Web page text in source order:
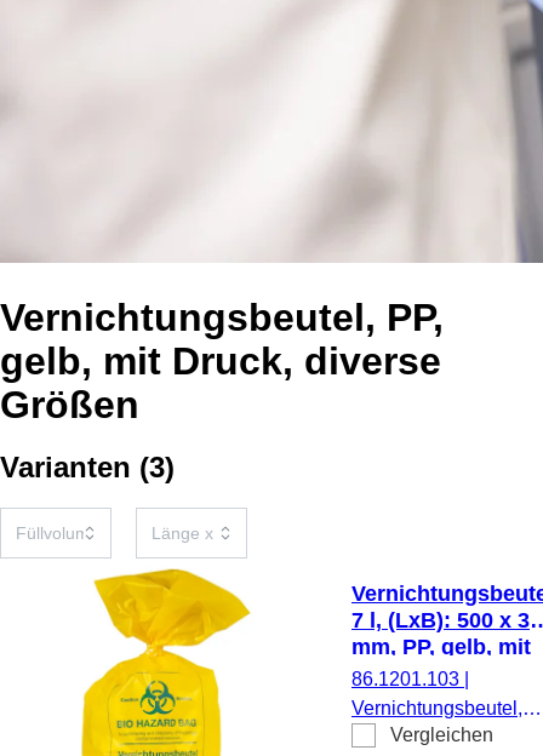
Vernichtungsbeutel, PP,
gelb, mit Druck, diverse
Größen
Varianten (3)
7 l, (LxB): 500 x
mm, PP, gelb, mit
Druck Biohazard
86.1201.103
Vernichtungsbeutel,
Füllvolumen: 7 l,
Vergleichen